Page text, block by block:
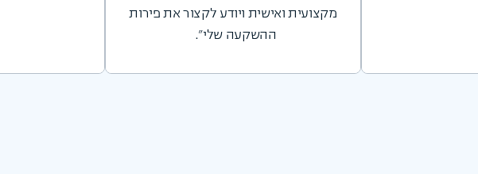
מקצועית ואישית ויודע לקצור את פירות
ההשקעה שלי".